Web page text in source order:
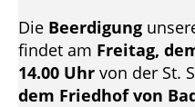
Die Beerdigung
findet am Freitag,
14.00 Uhr von der St.
dem Friedhof von